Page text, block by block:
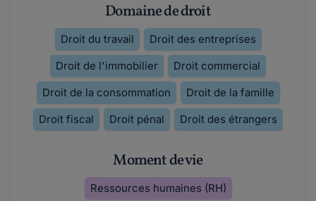
Domaine de droit
Droit du travail
Droit des entreprises
Droit de l'immobilier
Droit commercial
Droit de la consommation
Droit de la famille
Droit fiscal
Droit pénal Droit des étrangers
Moment de vie
Ressources humaines (RH)